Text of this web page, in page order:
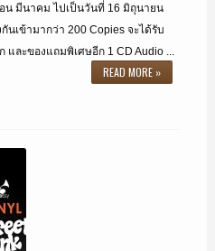
น มีนาคม ไปเป็นวันที่ 16 มิถุนายน
นเข้ามากว่า 200 Copies จะได้รับ
ละของแถมพิเศษอีก 1 CD Audio ...
READ MORE »